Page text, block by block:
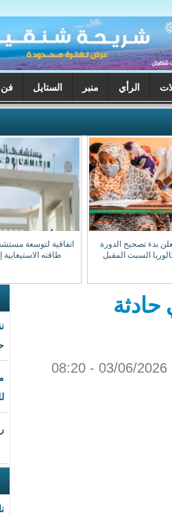
الستايل فن اتصل بنا
اتفاقية لتوسعة مستشفى الصداقة ورفع
طاقته الاستيعابية إلى 200 سرير
نقابة المهن
موريتانيا: ما هو
رحيل الفنان القدير
ناشط يهاجم رئيس